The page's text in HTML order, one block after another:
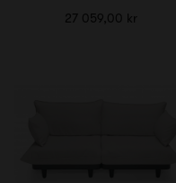
27 059,00 kr